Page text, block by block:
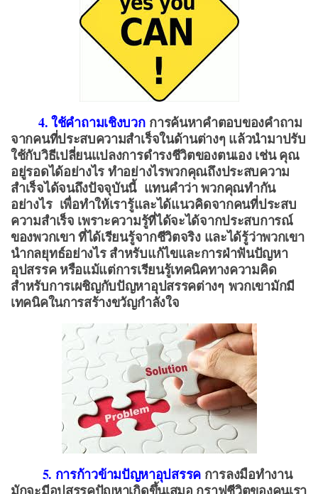
4. ใช้คำถามเชิงบวกการค้นหาคำตอบของคำถาม
จากคนที่ประสบความสำเร็จในด้านต่างๆ แล้วนำมาปรับ
ใช้กับวิธีเปลี่ยนแปลงการดำรงชีวิตของตนเอง เช่น คุณ
อยู่รอดได้อย่างไร ทำอย่างไรพวกคุณถึงประสบความ
สำเร็จได้จนถึงปัจจุบันนี้ แทนคำว่า พวกคุณทำกัน
อย่างไร เพื่อทำให้เรารู้และได้แนวคิดจากคนที่ประสบ
ความสำเร็จ เพราะความรู้ที่ได้จะได้จากประสบการณ์
ของพวกเขา ที่ได้เรียนรู้จากชีวิตจริง และได้รู้ว่าพวกเขา
นำกลยุทธ์อย่างไร สำหรับแก้ไขและการฝ่าฟันปัญหา
อุปสรรค หรือแม้แต่การเรียนรู้เทคนิคทางความคิด
สำหรับการเผชิญกับปัญหาอุปสรรคต่างๆ พวกเขามักมี
เทคนิคในการสร้างขวัญกำลังใจ
5. การก้าวข้ามปัญหาอุปสรรค การลงมือทำงาน